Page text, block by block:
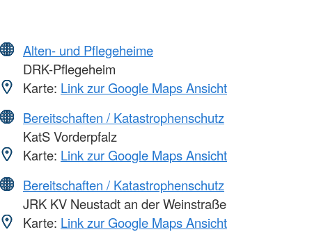
Alten- und Pflegeheime
DRK-Pflegeheim
Karte: Link zur Google Maps Ansicht
Bereitschaften / Katastrophenschutz
KatS Vorderpfalz
Karte: Link zur Google Maps Ansicht
Bereitschaften / Katastrophenschutz
JRK KV Neustadt an der Weinstraße
Karte: Link zur Google Maps Ansicht